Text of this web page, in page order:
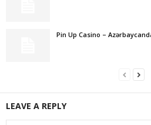
Pin Up Casino –
LEAVE A REPLY